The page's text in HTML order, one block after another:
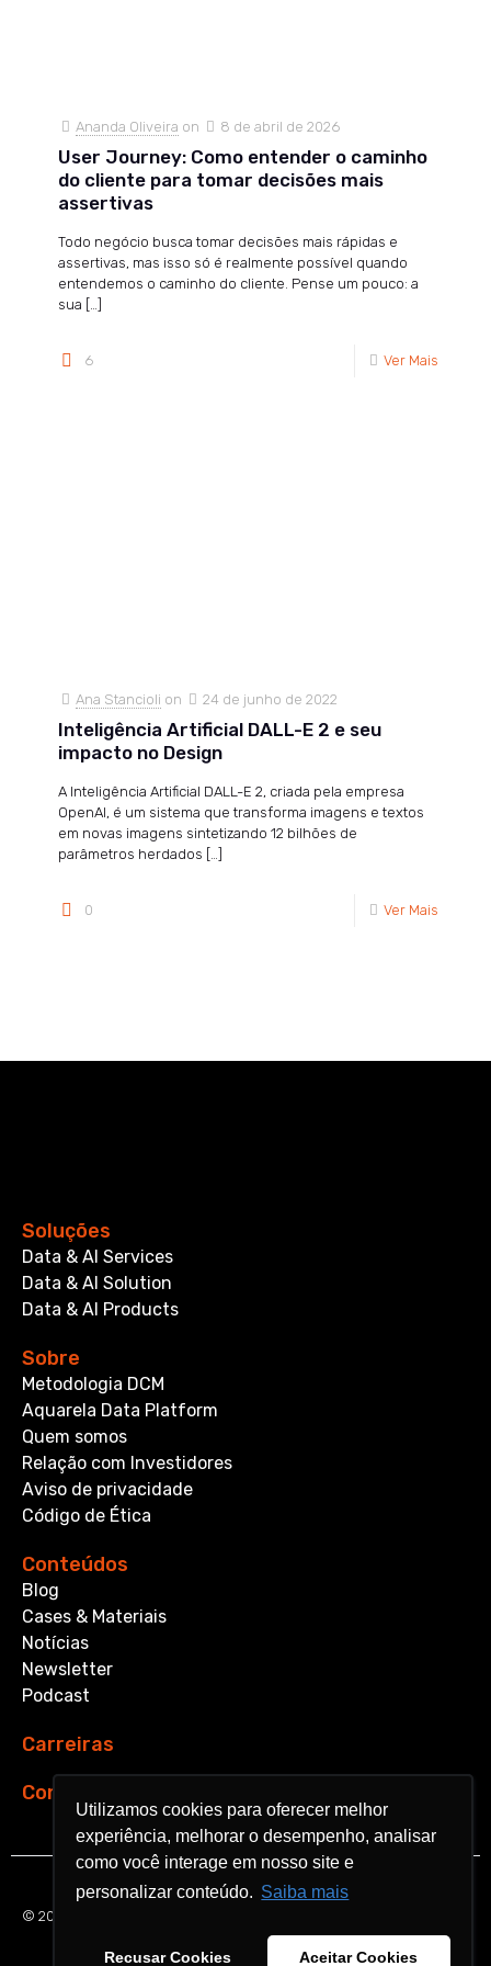
Utilizamos cookies para oferecer melhor
experiência, melhorar o desempenho, analisar
como você interage em nosso site e
personalizar conteúdo. Saiba mais
Recusar Cookies Aceitar Cookies
Utilizamos cookies para oferecer melhor
experiência, melhorar o desempenho, analisar
como você interage em nosso site e
personalizar conteúdo. Saiba mais
Recusar Cookies Aceitar Cookies
Ananda Oliveira on 8 de abril de 2026
User Journey: Como entender o caminho
do cliente para tomar decisões mais
assertivas
Todo negócio busca tomar decisões mais rápidas e
assertivas, mas isso só é realmente possível quando
entendemos o caminho do cliente. Pense um pouco: a
sua
6 Ver Mais
Ana Stancioli on 24 de junho de 2022
Inteligência Artificial DALL-E 2 e seu
impacto no Design
A Inteligência Artificial DALL-E 2, criada pela empresa
OpenAI, é um sistema que transforma imagens e textos
em novas imagens sintetizando 12 bilhões de
parâmetros herdados […]
0 Ver Mais
Soluções
Data & AI Services
Data & AI Solution
Data & AI Products
Sobre
Metodologia DCM
Aquarela Data Platform
Quem somos
Relação com Investidores
Aviso de privacidade
Código de Ética
Conteúdos
Blog
Cases & Materiais
Notícias
Newsletter
Podcast
Carreiras
Contato
© 2026 Aquarela Analytics. All rights reserved.